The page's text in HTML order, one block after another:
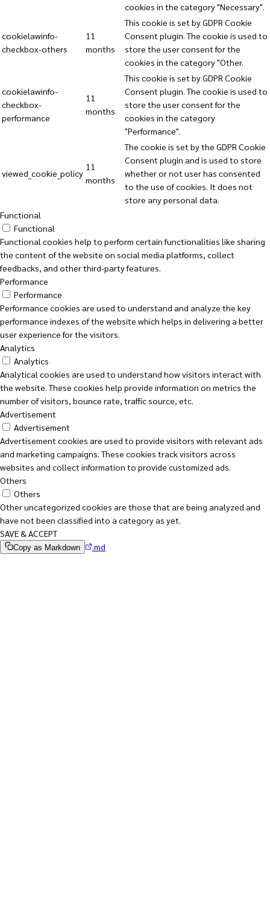
cookies in the category "Necessary".
cookielawinfo-
checkbox-others
11
months
This cookie is set by GDPR Cookie
Consent plugin. The cookie is used to
store the user consent for the
cookies in the category "Other.
cookielawinfo-
checkbox-
performance
11
months
This cookie is set by GDPR Cookie
Consent plugin. The cookie is used to
store the user consent for the
cookies in the category
"Performance".
viewed_cookie_policy
11
months
The cookie is set by the GDPR Cookie
Consent plugin and is used to store
whether or not user has consented
to the use of cookies. It does not
store any personal data.
Functional
Functional
Functional cookies help to perform certain functionalities like sharing
the content of the website on social media platforms, collect
feedbacks, and other third-party features.
Performance
Performance
Performance cookies are used to understand and analyze the key
performance indexes of the website which helps in delivering a better
user experience for the visitors.
Analytics
Analytics
Analytical cookies are used to understand how visitors interact with
the website. These cookies help provide information on metrics the
number of visitors, bounce rate, traffic source, etc.
Advertisement
Advertisement
Advertisement cookies are used to provide visitors with relevant ads
and marketing campaigns. These cookies track visitors across
websites and collect information to provide customized ads.
Others
Others
Other uncategorized cookies are those that are being analyzed and
have not been classified into a category as yet.
SAVE & ACCEPT
Copy as Markdown .md